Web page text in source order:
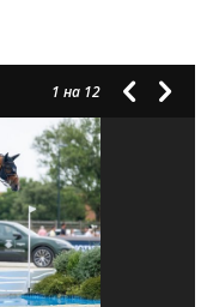
1 на 12